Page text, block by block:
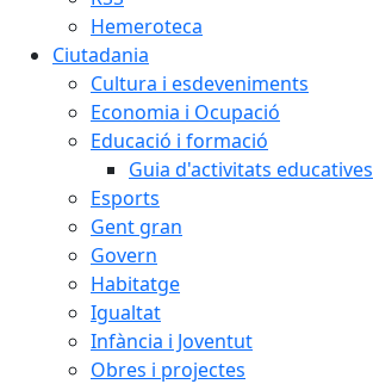
Hemeroteca
Ciutadania
Cultura i esdeveniments
Economia i Ocupació
Educació i formació
Guia d'activitats educatives
Esports
Gent gran
Govern
Habitatge
Igualtat
Infància i Joventut
Obres i projectes